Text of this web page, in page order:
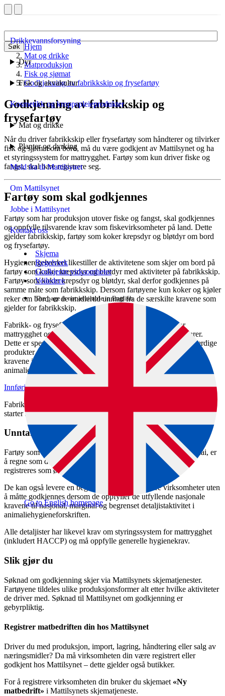
Søk
Drikkevannsforsyning
Dyr
Fisk og akvakultur
Kosmetikk og kroppspleieprodukter
Mat og drikke
Planter og dyrking
Meld fra til Mattilsynet
Om Mattilsynet
Jobbe i Mattilsynet
Kontakt oss
Skjema
Regelverk
Godkjente virksomheter
Veiledere
The page is not available in English.
Go to English homepage
Hjem
Mat og drikke
Matproduksjon
Fisk og sjømat
Godkjenning av fabrikkskip og frysefartøy
Godkjenning av fabrikkskip og
frysefartøy
Når du driver fabrikkskip eller frysefartøy som håndterer og tilvirker
fisk og sjømat om bord, må du være godkjent av Mattilsynet og ha
et styringssystem for mattrygghet. Fartøy som kun driver fiske og
fangst, skal bare registrere seg.
Fartøy som skal godkjennes
Fartøy som har produksjon utover fiske og fangst, skal godkjennes
og oppfylle tilsvarende krav som fiskevirksomheter på land. Dette
gjelder fabrikkskip, fartøy som koker krepsdyr og bløtdyr om bord
og frysefartøy.
Hygieneregelverket likestiller de aktivitetene som skjer om bord på
fartøy som koker krepsdyr og bløtdyr med aktiviteter på fabrikkskip.
Fartøy som koker krepsdyr og bløtdyr, skal derfor godkjennes på
samme måte som fabrikkskip. Dersom fartøyene kun koker og kjøler
reker om bord, er de imidlertid unntatt fra de særskilte kravene som
gjelder for fabrikkskip.
Fabrikk- og frysefartøy skal etablere et styringssystem for
mattrygghet og bruke HACCP som verktøy for å vurdere farer.
Dette er spesielt viktig for de fartøyene som produserer spiseferdige
produkter som kokte reker. De skal i tillegg følge de relevante
kravene i næringsmiddelhygieneforordningen og relevante krav i
animaliehygieneforordningen.
Innføring i HACCP
Fabrikkskip og frysefartøy skal være godkjent av Mattilsynet før de
starter sin aktivitet.
Unntak fra godkjenningskravet ved kaisalg
Fartøy som f.eks. koker reker og selger kun til forbruker ved kai, er
å regne som detaljister og skal derfor ikke godkjennes, men
registreres som øvrige detaljister.
De kan også levere en begrenset mengde til andre virksomheter uten
å måtte godkjennes dersom de oppfyller de utfyllende nasjonale
kravene til nasjonal, marginal og begrenset detaljistaktivitet i
animaliehygieneforskriften.
Alle detaljister har likevel krav om styringssystem for mattrygghet
(inkludert HACCP) og må oppfylle generelle hygienekrav.
Slik gjør du
Søknad om godkjenning skjer via Mattilsynets skjematjenester.
Fartøyene tildeles ulike produksjonsformer alt etter hvilke aktiviteter
de driver med. Søknad til Mattilsynet om godkjenning er
gebyrpliktig.
Registrer matbedriften din hos Mattilsynet
Driver du med produksjon, import, lagring, håndtering eller salg av
næringsmidler? Da må virksomheten din være registrert eller
godkjent hos Mattilsynet – dette gjelder også butikker.
For å registrere virksomheten din bruker du skjemaet «Ny
matbedrift» i Mattilsynets skjematjeneste.